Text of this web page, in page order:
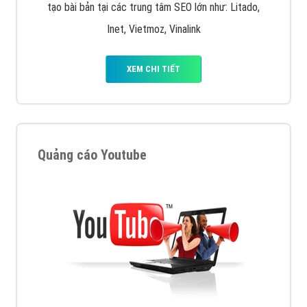
tạo bài bản tại các trung tâm SEO lớn như: Litado,
Inet, Vietmoz, Vinalink
XEM CHI TIẾT
Quảng cáo Youtube